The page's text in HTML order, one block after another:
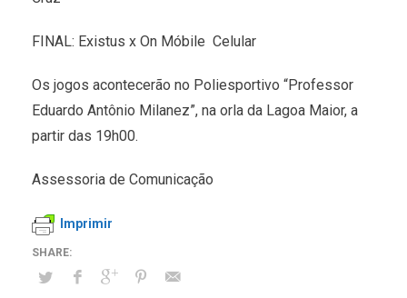
FINAL: Existus x On Móbile Celular
Os jogos acontecerão no Poliesportivo “Professor
Eduardo Antônio Milanez”, na orla da Lagoa Maior, a
partir das 19h00.
Assessoria de Comunicação
Imprimir